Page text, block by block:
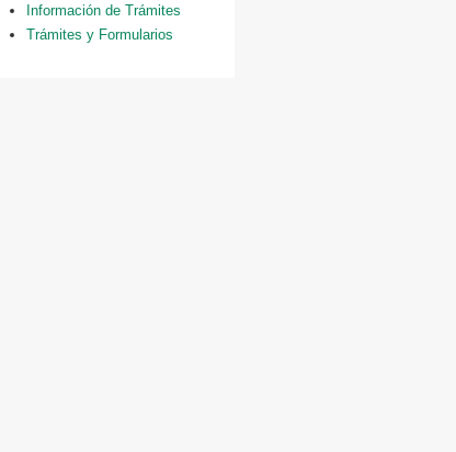
Información de Trámites
Trámites y Formularios